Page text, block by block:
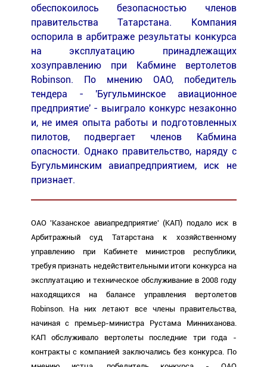
обеспокоилось безопасностью членов
правительства Татарстана. Компания
оспорила в арбитраже результаты конкурса
на эксплуатацию принадлежащих
хозуправлению при Кабмине вертолетов
Robinson. По мнению ОАО, победитель
тендера - 'Бугульминское авиационное
предприятие' - выиграло конкурс незаконно
и, не имея опыта работы и подготовленных
пилотов, подвергает членов Кабмина
опасности. Однако правительство, наряду с
Бугульминским авиапредприятием, иск не
признает.
ОАО 'Казанское авиапредприятие' (КАП) подало иск в
Арбитражный суд Татарстана к хозяйственному
управлению при Кабинете министров республики,
требуя признать недействительными итоги конкурса на
эксплуатацию и техническое обслуживание в 2008 году
находящихся на балансе управления вертолетов
Robinson. На них летают все члены правительства,
начиная с премьер-министра Рустама Минниханова.
КАП обслуживало вертолеты последние три года -
контракты с компанией заключались без конкурса. По